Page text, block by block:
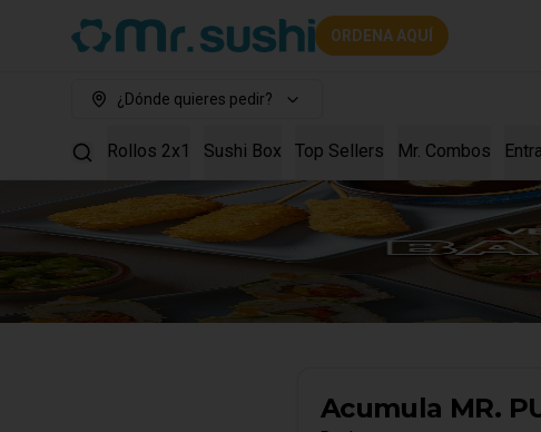
ORDENA AQUÍ
¿Dónde quieres pedir?
Rollos 2x1 Sushi Box Top Sellers Mr. Combos
Acumula MR.